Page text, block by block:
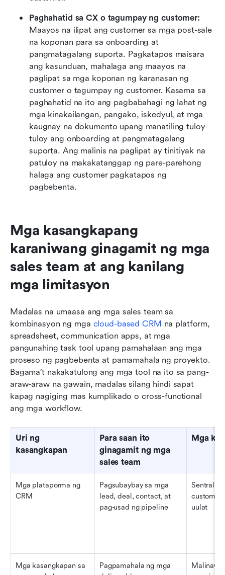
Paghahatid sa CX o tagumpay ng customer:
Maayos na ilipat ang customer sa mga post-sale
na koponan para sa onboarding at
pangmatagalang suporta. Pagkatapos maisara
ang kasunduan, mahalaga ang maayos na
paglipat sa mga koponan ng karanasan ng
customer o tagumpay ng customer. Kasama sa
paghahatid na ito ang pagbabahagi ng lahat ng
mga kinakailangan, pangako, iskedyul, at mga
kaugnay na dokumento upang manatiling tuloy-
tuloy ang onboarding at pangmatagalang
suporta. Ang malinis na paglipat ay tinitiyak na
patuloy na makakatanggap ng pare-parehong
halaga ang customer pagkatapos ng
pagbebenta.
Mga kasangkapang
karaniwang ginagamit ng mga
sales team at ang kanilang
mga limitasyon
Madalas na umaasa ang mga sales team sa
kombinasyon ng mga cloud-based CRM na platform,
spreadsheet, communication apps, at mga
pangunahing task tool upang pamahalaan ang mga
proseso ng pagbebenta at pamamahala ng proyekto.
Bagama’t nakakatulong ang mga tool na ito sa pang-
araw-araw na gawain, madalas silang hindi sapat
kapag nagiging mas kumplikado o cross-functional
ang mga workflow.
Uri ng
kasangkapan
Para saan ito
ginagamit ng mga
sales team
Mga
Mga plataporma ng
CRM
Pagsubaybay sa mga
lead, deal, contact, at
pag-usad ng pipeline
uulat
Mga kasangkapan sa
Pagpamahala ng mga
Malinaw